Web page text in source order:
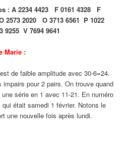
:A 2234 4423 F 0161 4328 F
2573 2020O 3713 6561 P 1022
9255V 7694 9641
Marie :
de faible amplitude avec 30-6=24.
impairs pour 2 pairs. On trouve quand
série en 1 avec 11-21. En numéro
était samedi 1 février. Notons le
une nouvelle fois après lundi.